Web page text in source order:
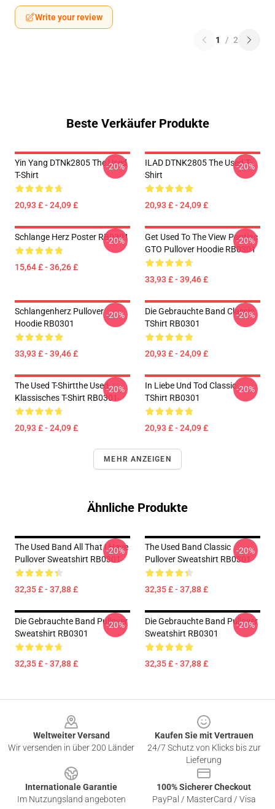
Write your review
1 / 2
Beste Verkäufer Produkte
Yin Yang DTNk2805 The Used
T-Shirt
20,93 £ - 24,09 £
-20%
ILAD DTNK2805 The Used T-
Shirt
20,93 £ - 24,09 £
-20%
Schlange Herz Poster RB0301
15,64 £ - 36,26 £
-20%
Get Used To The View Pontiac
GTO Pullover Hoodie RB0301
33,93 £ - 39,46 £
-20%
Schlangenherz Pullover
Hoodie RB0301
33,93 £ - 39,46 £
-20%
Die Gebrauchte Band Classic
TShirt RB0301
20,93 £ - 24,09 £
-20%
The Used T-Shirtthe Used
Klassisches T-Shirt RB0301
20,93 £ - 24,09 £
-20%
In Liebe Und Tod Classic
TShirt RB0301
20,93 £ - 24,09 £
-20%
MEHR ANZEIGEN
Ähnliche Produkte
The Used Band All That I Have
Pullover Sweatshirt RB0301
32,35 £ - 37,88 £
-20%
The Used Band Classic
Pullover Sweatshirt RB0301
32,35 £ - 37,88 £
-20%
Die Gebrauchte Band Pullover
Sweatshirt RB0301
32,35 £ - 37,88 £
-20%
Die Gebrauchte Band Pullover
Sweatshirt RB0301
32,35 £ - 37,88 £
-20%
Weltweiter Versand
Wir versenden in über 200 Länder
Kaufen Sie mit Vertrauen
24/7 Schutz von Klicks bis zur
Lieferung
Internationale Garantie
Im Nutzungsland angeboten
100% Sicherer Checkout
PayPal / MasterCard / Visa